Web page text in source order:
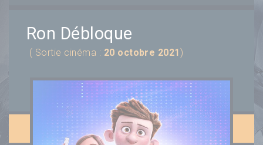
Ron Débloque
( Sortie cinéma : 20 octobre 2021)